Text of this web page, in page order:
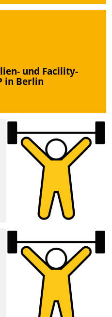
und Facility-
in Berlin